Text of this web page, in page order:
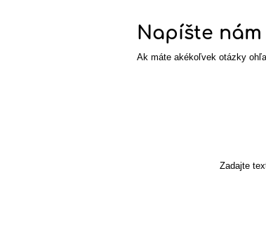
Napíšte nám
Ak máte akékoľvek otázky
Zadajte